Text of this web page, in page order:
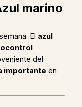
marino
El azul
del
importante en